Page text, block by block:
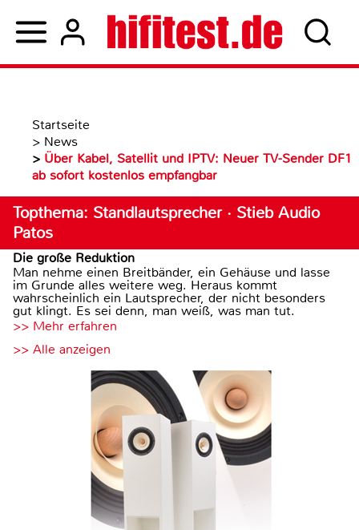
Startseite
> News
> Über Kabel, Satellit und IPTV: Neuer TV-Sender DF1
ab sofort kostenlos empfangbar
Topthema: Standlautsprecher · Stieb Audio
Patos
Die große Reduktion
Man nehme einen Breitbänder, ein Gehäuse und lasse
im Grunde alles weitere weg. Heraus kommt
wahrscheinlich ein Lautsprecher, der nicht besonders
gut klingt. Es sei denn, man weiß, was man tut.
>> Mehr erfahren
>> Alle anzeigen